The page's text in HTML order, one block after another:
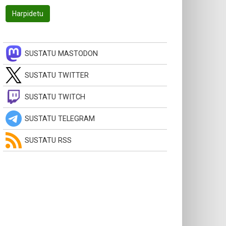
SUSTATU MASTODON
SUSTATU TWITTER
SUSTATU TWITCH
SUSTATU TELEGRAM
SUSTATU RSS